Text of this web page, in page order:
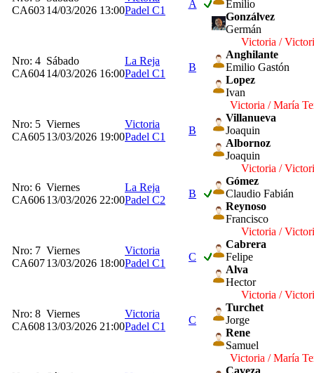
CA60314/03/2026 13:00Padel C1
A
Emilio
Gonzálvez
Germán
Nro: 4
CA604
Sábado
14/03/2026 16:00
La Reja
Padel C1
B
Victoria /
Anghilante
Emilio Gastón
Lopez
Ivan
Nro: 5
CA605
Viernes
13/03/2026 19:00
Victoria
Padel C1
B
Victoria / María
Villanueva
Joaquin
Albornoz
Joaquin
Nro: 6
CA606
Viernes
13/03/2026 22:00
La Reja
Padel C2
B
Victoria /
Gómez
Claudio Fabián
Reynoso
Francisco
Nro: 7
CA607
Viernes
13/03/2026 18:00
Victoria
Padel C1
C
Victoria /
Cabrera
Felipe
Alva
Hector
Nro: 8
CA608
Viernes
13/03/2026 21:00
Victoria
Padel C1
C
Victoria /
Turchet
Jorge
Rene
Samuel
Victoria / María
Caveza